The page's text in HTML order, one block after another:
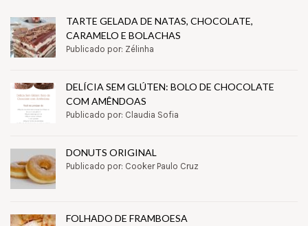
TARTE GELADA DE NATAS, CHOCOLATE,
CARAMELO E BOLACHAS
Publicado por: Zélinha
DELÍCIA SEM GLÚTEN: BOLO DE CHOCOLATE
COM AMÊNDOAS
Publicado por: Claudia Sofia
DONUTS ORIGINAL
Publicado por: Cooker Paulo Cruz
FOLHADO DE FRAMBOESA